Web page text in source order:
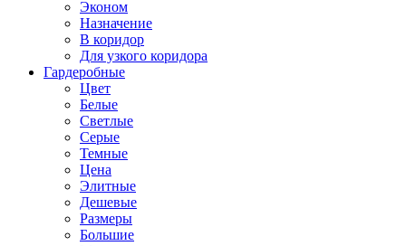
Эконом
Назначение
В коридор
Для узкого коридора
Гардеробные
Цвет
Белые
Светлые
Серые
Темные
Цена
Элитные
Дешевые
Размеры
Большие